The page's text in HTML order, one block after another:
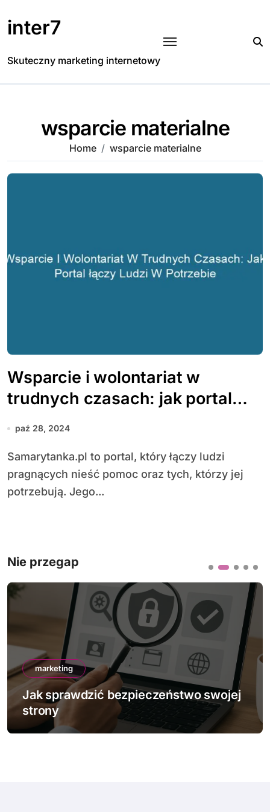
to
content
inter7
Skuteczny marketing internetowy
wsparcie materialne
Home wsparcie materialne
Wsparcie i wolontariat w
trudnych czasach: jak portal
łączy ludzi w potrzebie
paź 28, 2024
Samarytanka.pl to portal, który łączy ludzi
pragnących nieść pomoc oraz tych, którzy jej
potrzebują. Jego...
Nie przegap
marketing
Jak sprawdzić bezpieczeństwo swojej
strony